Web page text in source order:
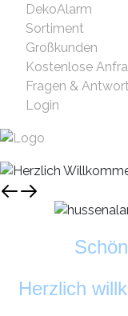
DekoAlarm
Sortiment
Großkunden
Kostenlose
Fragen &
Login
Herzlich